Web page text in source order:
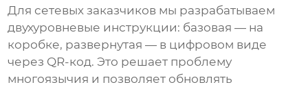
Для сетевых заказчиков мы разрабатываем
двухуровневые инструкции: базовая — на
коробке, развернутая — в цифровом виде
через QR-код. Это решает проблему
многоязычия и позволяет обновлять